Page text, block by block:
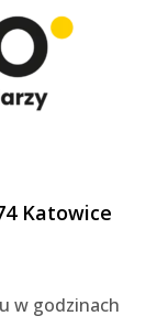
Katowice
w godzinach